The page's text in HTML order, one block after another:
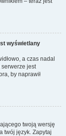
wyświetlany
a czas nadal
serwerze jest
by naprawił
twoją wersję
twój język. Zapytaj